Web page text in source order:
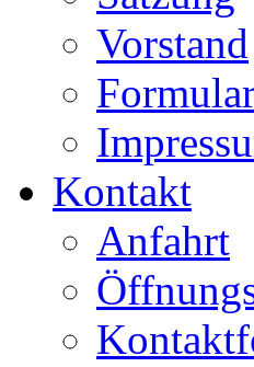
Vorstand
Kontakt
Anfahrt